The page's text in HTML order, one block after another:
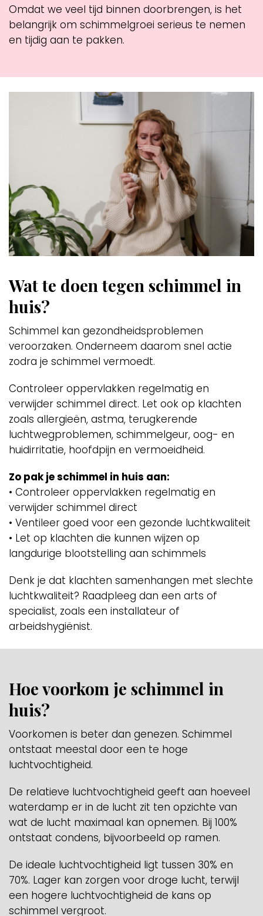
Omdat we veel tijd binnen doorbrengen, is het
belangrijk om schimmelgroei serieus te nemen
en tijdig aan te pakken.
Wat te doen tegen schimmel in
huis?
Schimmel kan gezondheidsproblemen
veroorzaken. Onderneem daarom snel actie
zodra je schimmel vermoedt.
Controleer oppervlakken regelmatig en
verwijder schimmel direct. Let ook op klachten
zoals allergieën, astma, terugkerende
luchtwegproblemen, schimmelgeur, oog- en
huidirritatie, hoofdpijn en vermoeidheid.
Zo pak je schimmel in huis aan:
• Controleer oppervlakken regelmatig en
verwijder schimmel direct
• Ventileer goed voor een gezonde luchtkwaliteit
• Let op klachten die kunnen wijzen op
langdurige blootstelling aan schimmels
Denk je dat klachten samenhangen met slechte
luchtkwaliteit? Raadpleeg dan een arts of
specialist, zoals een installateur of
arbeidshygiënist.
Hoe voorkom je schimmel in
huis?
Voorkomen is beter dan genezen. Schimmel
ontstaat meestal door een te hoge
luchtvochtigheid.
De relatieve luchtvochtigheid geeft aan hoeveel
waterdamp er in de lucht zit ten opzichte van
wat de lucht maximaal kan opnemen. Bij 100%
ontstaat condens, bijvoorbeeld op ramen.
De ideale luchtvochtigheid ligt tussen 30% en
70%. Lager kan zorgen voor droge lucht, terwijl
een hogere luchtvochtigheid de kans op
schimmel vergroot.